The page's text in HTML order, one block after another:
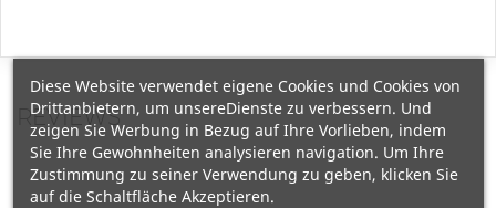
REVIEWS
Diese Website verwendet eigene Cookies und Cookies von
Drittanbietern, um unsereDienste zu verbessern. Und
zeigen Sie Werbung in Bezug auf Ihre Vorlieben, indem
Sie Ihre Gewohnheiten analysieren navigation. Um Ihre
Zustimmung zu seiner Verwendung zu geben, klicken Sie
auf die Schaltfläche Akzeptieren.